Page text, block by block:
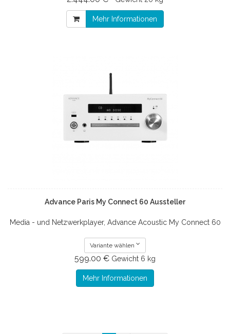
Mehr Informationen
Advance Paris My Connect 60 Aussteller
Media - und Netzwerkplayer, Advance Acoustic My Connect 60
Variante wählen
599.00 € Gewicht 6 kg
Mehr Informationen